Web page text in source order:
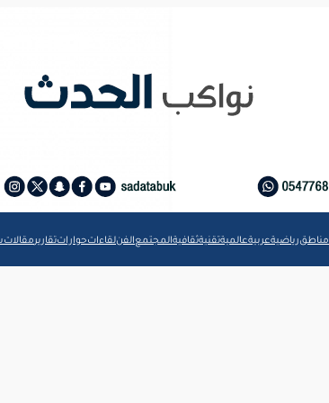
مناطقرياضيةعربيةعالميةتقنيةثقافيةالمجتمعالفنلقاءاتحواراتتقاريرمقالات